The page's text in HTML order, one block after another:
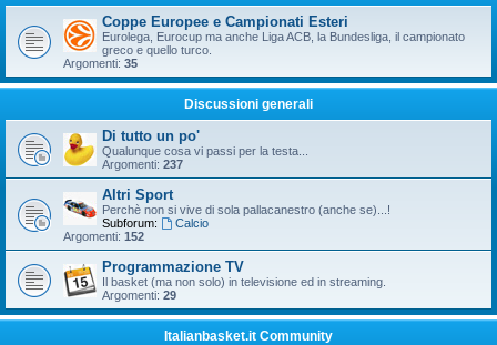
Coppe Europee e Campionati Esteri
Eurolega, Eurocup ma anche Liga ACB, la Bundesliga, il campionato
greco e quello turco.
Argomenti: 35
Discussioni generali
Di tutto un po'
Qualunque cosa vi passi per la testa...
Argomenti: 237
Altri Sport
Perchè non si vive di sola pallacanestro (anche se)...!
Subforum:
Calcio
Argomenti: 152
Programmazione TV
Il basket (ma non solo) in televisione ed in streaming.
Argomenti: 29
Italianbasket.it Community